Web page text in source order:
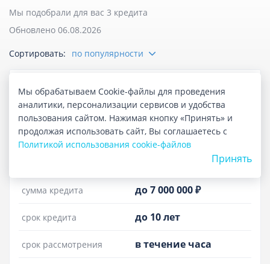
Банкоматы
Мы подобрали для вас 3 кредита
Обновлено 06.08.2026
Сортировать: по популярности
Рефинансирование автокредита
сумма кредита до 7 000 000 ₽
срок кредита до 10 лет
срок рассмотрения в течение часа
Мы обрабатываем Cookie-файлы для проведения
аналитики, персонализации сервисов и удобства
пользования сайтом. Нажимая кнопку «Принять» и
продолжая использовать сайт, Вы соглашаетесь с
Политикой использования cookie-файлов
Принять